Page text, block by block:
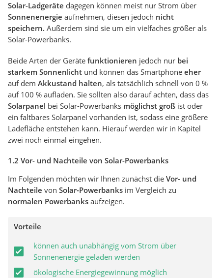
Solar-Ladgeräte dagegen können meist nur Strom über
Sonnenenergie aufnehmen, diesen jedoch nicht
speichern. Außerdem sind sie um ein vielfaches größer als
Solar-Powerbanks.
Beide Arten der Geräte funktionieren jedoch nur bei
starkem Sonnenlicht und können das Smartphone eher
auf dem Akkustand halten, als tatsächlich schnell von 0 %
auf 100 % aufladen. Sie sollten also darauf achten, dass das
Solarpanel bei Solar-Powerbanks möglichst groß ist oder
ein faltbares Solarpanel vorhanden ist, sodass eine größere
Ladefläche entstehen kann. Hierauf werden wir in Kapitel
zwei noch einmal eingehen.
1.2 Vor- und Nachteile von Solar-Powerbanks
Im Folgenden möchten wir Ihnen zunächst die Vor- und
Nachteile von Solar-Powerbanks im Vergleich zu
normalen Powerbanks aufzeigen.
Vorteile
können auch unabhängig vom Strom über
Sonnenenergie geladen werden
ökologische Energiegewinnung möglich